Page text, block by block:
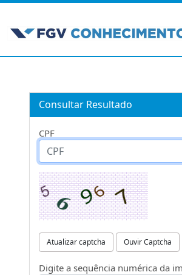
Consultar Resultado
CPF
Atualizar captcha Ouvir Captcha
Digite a sequência numérica da